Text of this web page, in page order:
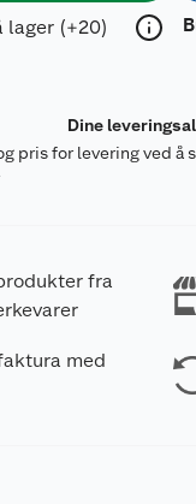
lager (+20)
Dine
pris for levering ved å
fra
med